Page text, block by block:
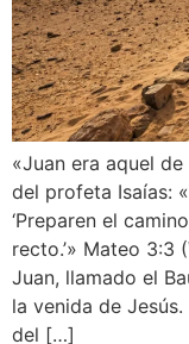
«Juan era aquel
del profeta Isaías:
‘Preparen el
recto.’» Mateo 3:3
Juan, llamado el
la venida de
del […]